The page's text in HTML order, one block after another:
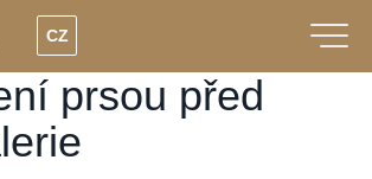
CZ
prsou před